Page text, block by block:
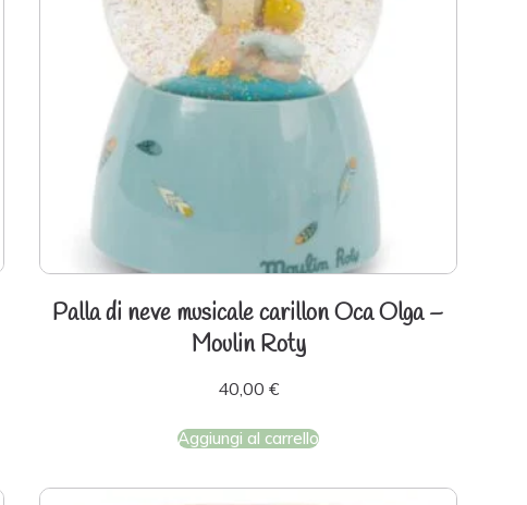
Palla di neve musicale carillon Oca Olga –
Moulin Roty
40,00 €
Aggiungi al carrello